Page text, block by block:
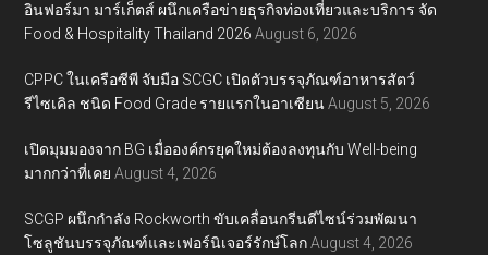
อินฟอร์มา มาร์เก็ตส์ ผนึกเครือข่ายธุรกิจท่องเที่ยวและบริการ จัด
Food & Hospitality Thailand 2026 August 6, 2026
CPPC ในเครือซีพี จับมือ SCGC เปิดตัวบรรจุภัณฑ์อาหารสัตว์
รีไซเคิล ชนิด Food Grade รายแรกในอาเซียน August 5, 2026
เปิดมุมมองจาก BG เมื่อองค์กรยุคใหม่ต้องลงทุนกับ Well-being
มากกว่าที่เคย August 4, 2026
SCGP ผนึกกำลัง Rockworth ขับเคลื่อนกรีนดีไซน์ร่วมพัฒนา
โซลูชันบรรจุภัณฑ์และเฟอร์นิเจอร์รักษ์โลก August 4, 2026